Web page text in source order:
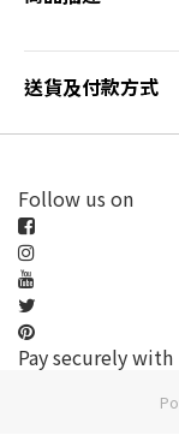
送貨及付款方式
Follow us on
Pay securely with